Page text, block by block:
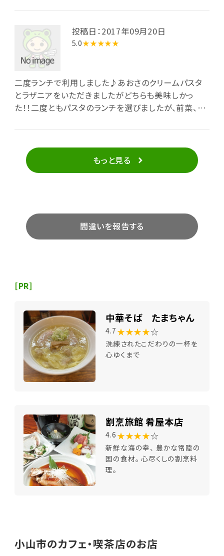
に伺いたいと思います。
投稿日：2017年09月20日
5.0★★★★★
二度ランチで利用しました♪あおさのクリームパスタ
とラザニアをいただきましたがどちらも美味しかっ
た！！二度ともパスタのランチを選びましたが、前菜、ド
らしく落ち着いた雰囲気でついゆったりおしゃべりをし
て時間を忘れてしまうくらい居心地が良かったです。
もっと見る
間違いを報告する
[PR]
中華そば たまちゃん
4.7 ★★★★☆
洗練されたこだわりの一杯を
心ゆくまで
割烹旅館 肴屋本店
4.6 ★★★★☆
新鮮な海の幸、 豊かな常陸の
国の食材。 心尽くしの割烹料
理。
小山市のカフェ・喫茶店のお店